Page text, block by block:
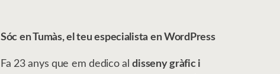
Sóc en Tumàs, el teu especialista en WordPress
Fa 23 anys que em dedico aldisseny gràfic i